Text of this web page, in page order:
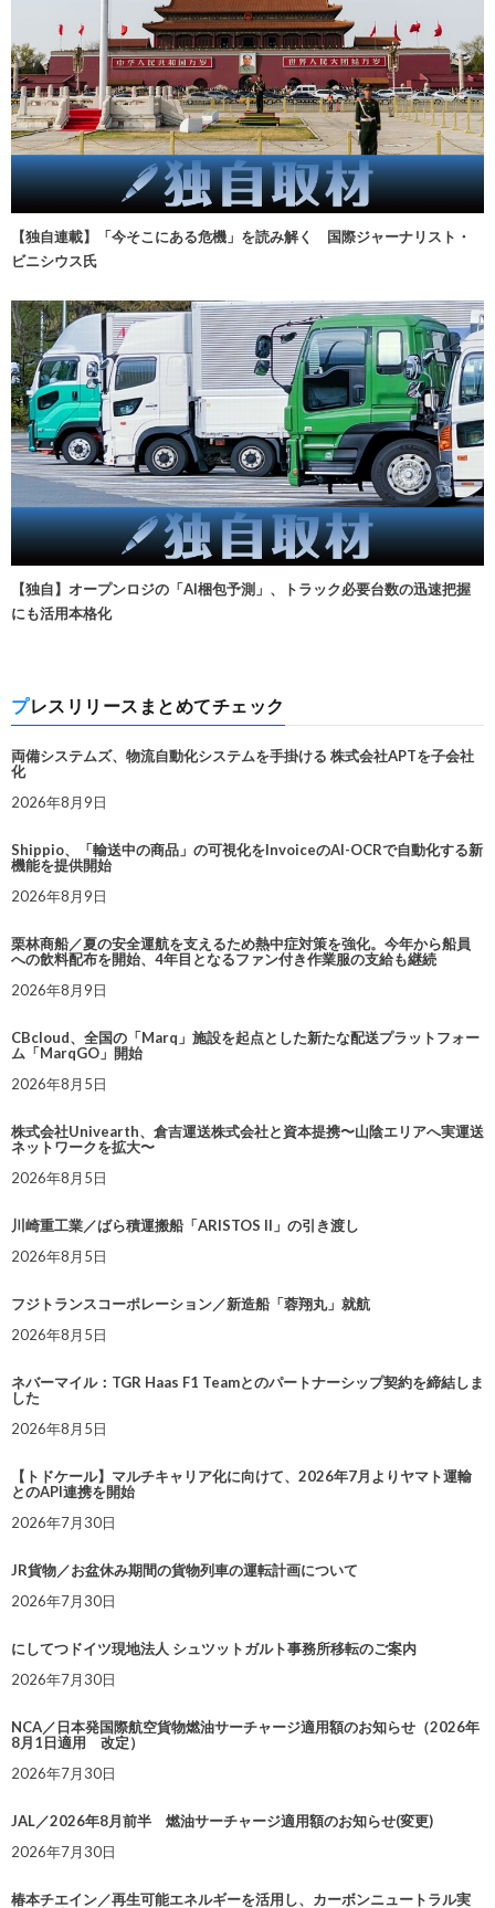
【独自連載】「今そこにある危機」を読み解く 国際ジャーナリスト・
ビニシウス氏
【独自】オープンロジの「AI梱包予測」、トラック必要台数の迅速把握
にも活用本格化
プレスリリースまとめてチェック
両備システムズ、物流自動化システムを手掛ける 株式会社APTを子会社
化
2026年8月9日
Shippio、「輸送中の商品」の可視化をInvoiceのAI-OCRで自動化する新
機能を提供開始
2026年8月9日
栗林商船／夏の安全運航を支えるため熱中症対策を強化。今年から船員
への飲料配布を開始、4年目となるファン付き作業服の支給も継続
2026年8月9日
CBcloud、全国の「Marq」施設を起点とした新たな配送プラットフォー
ム「MarqGO」開始
2026年8月5日
株式会社Univearth、倉吉運送株式会社と資本提携〜山陰エリアへ実運送
ネットワークを拡大〜
2026年8月5日
川崎重工業／ばら積運搬船「ARISTOS II」の引き渡し
2026年8月5日
フジトランスコーポレーション／新造船「蓉翔丸」就航
2026年8月5日
ネバーマイル：TGR Haas F1 Teamとのパートナーシップ契約を締結しま
した
2026年8月5日
【トドケール】マルチキャリア化に向けて、2026年7月よりヤマト運輸
とのAPI連携を開始
2026年7月30日
JR貨物／お盆休み期間の貨物列車の運転計画について
2026年7月30日
にしてつドイツ現地法人 シュツットガルト事務所移転のご案内
2026年7月30日
NCA／日本発国際航空貨物燃油サーチャージ適用額のお知らせ（2026年
8月1日適用 改定）
2026年7月30日
JAL／2026年8月前半 燃油サーチャージ適用額のお知らせ(変更)
2026年7月30日
椿本チエイン／再生可能エネルギーを活用し、カーボンニュートラル実